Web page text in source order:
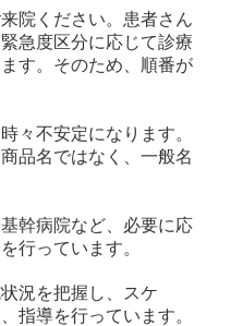
院ください。患者さん
急度区分に応じて診療
す。そのため、順番が
々不安定になります。
品名ではなく、一般名
幹病院など、必要に応
行っています。
況を把握し、スケ
指導を行っています。